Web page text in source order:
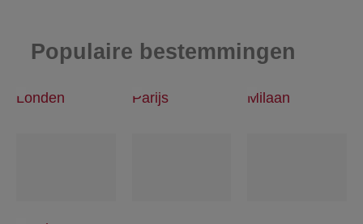
Populaire bestemmingen
Londen Parijs Milaan